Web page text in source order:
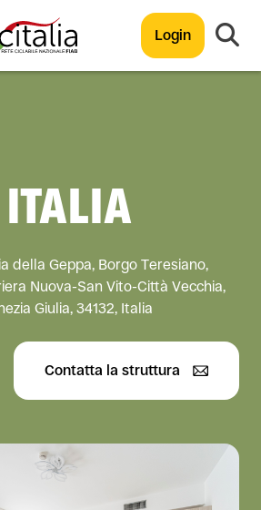
Login
ITALIA
della Geppa, Borgo Teresiano,
Nuova-San Vito-Città Vecchia,
Giulia, 34132, Italia
Contatta la struttura